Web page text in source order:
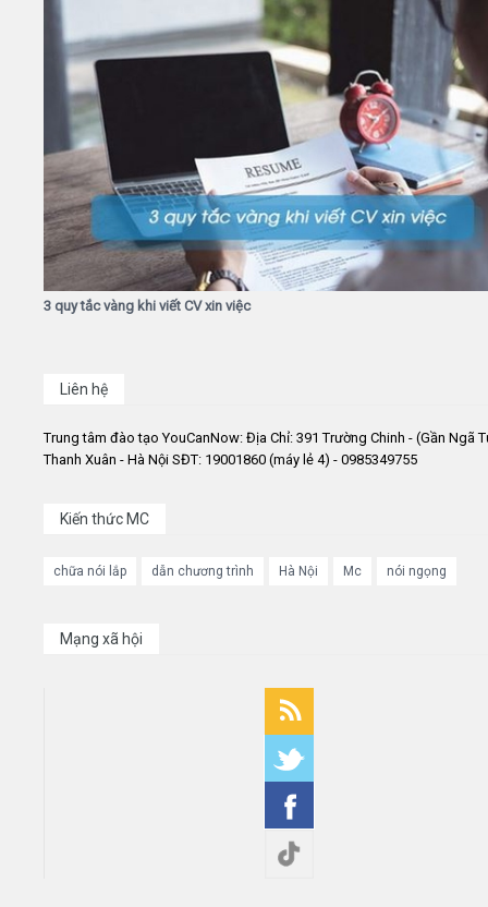
3 quy tắc vàng khi viết CV xin việc
Liên hệ
Trung tâm đào tạo YouCanNow: Địa Chỉ: 391 Trường Chinh - (Gần Ngã
Thanh Xuân - Hà Nội SĐT: 19001860 (máy lẻ 4) - 0985349755
Kiến thức MC
chữa nói lắp dẫn chương trình Hà Nội Mc nói ngọng
Mạng xã hội